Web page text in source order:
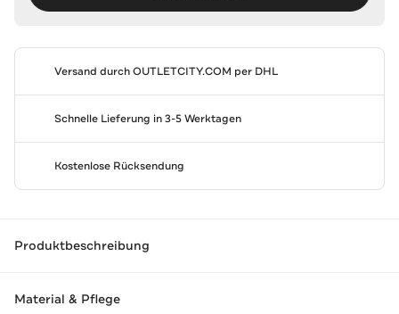
Versand durchOUTLETCITY.COM per DHL
Schnelle Lieferung in 3-5 Werktagen
Kostenlose Rücksendung
Produktbeschreibung
Material & Pflege